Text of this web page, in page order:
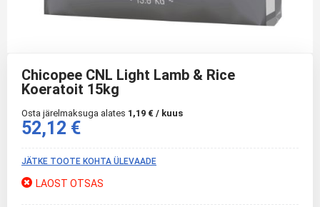
beginning
images
Chicopee CNL Light Lamb & Rice
Koeratoit 15kg
Osta järelmaksuga alates 1,19 € / kuus
52,12 €
JÄTKE TOOTE KOHTA ÜLEVAADE
LAOST OTSAS